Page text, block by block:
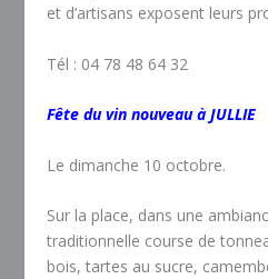
et d’artisans exposent leurs
Tél : 04 78 48 64 32
Fête du vin nouveau à JULLIE
Le dimanche 10 octobre.
Sur la place, dans une
traditionnelle course de
bois, tartes au sucre,